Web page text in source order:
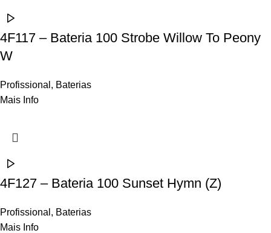
4F117 – Bateria 100 Strobe Willow To Peony
W
Profissional , Baterias
Mais Info
4F127 – Bateria 100 Sunset Hymn (Z)
Profissional , Baterias
Mais Info